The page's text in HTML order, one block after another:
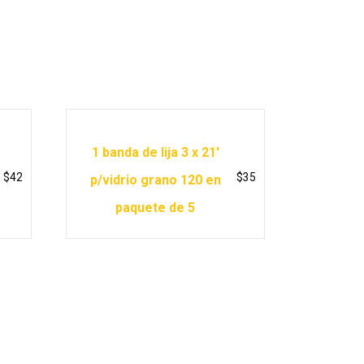
$42
1 banda de lija 3 x 21′
p/vidrio grano 120 en
paquete de 5
$35